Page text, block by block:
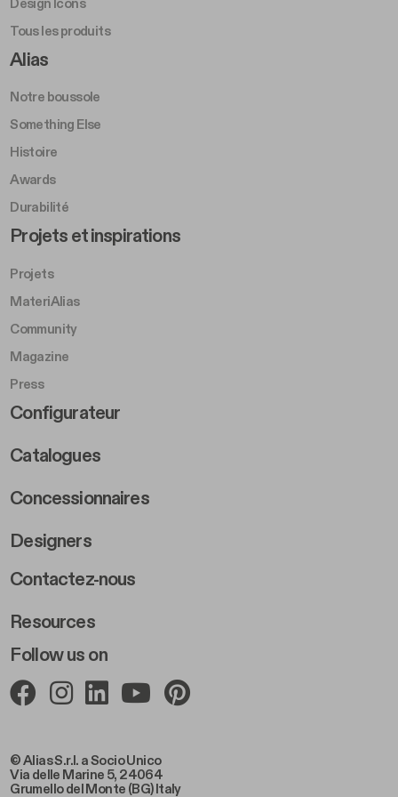
© Alias S.r.l. a Socio Unico
Via delle Marine 5, 24064
Grumello del Monte (BG) Italy
Tous les produits
Footer Right A
Alias
Notre boussole
Something Else
Histoire
Awards
Durabilité
Follow us on
Footer Left Middle B
Projets et inspirations
Projets
MateriAlias
Community
Magazine
Press
Footer Right Middle B
Configurateur
Catalogues
Concessionnaires
Designers
Footer Right 2
Contactez-nous
Resources